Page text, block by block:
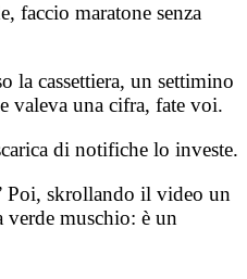
faccio maratone senza
la cassettiera, un settimino
valeva una cifra, fate voi.
di notifiche lo investe.
Poi, skrollando il video un
verde muschio: è un